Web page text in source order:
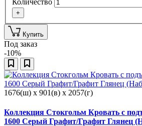
+
Купить
Под заказ
-10%
1676(ш) x 901(в) x 2057(г)
Коллекция Стокгольм Кровать с
1600 Серый Графит/Графит Глянец